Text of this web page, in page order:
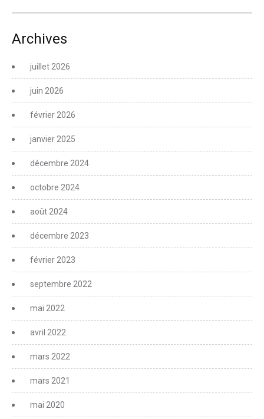
Archives
juillet 2026
juin 2026
février 2026
janvier 2025
décembre 2024
octobre 2024
août 2024
décembre 2023
février 2023
septembre 2022
mai 2022
avril 2022
mars 2022
mars 2021
mai 2020